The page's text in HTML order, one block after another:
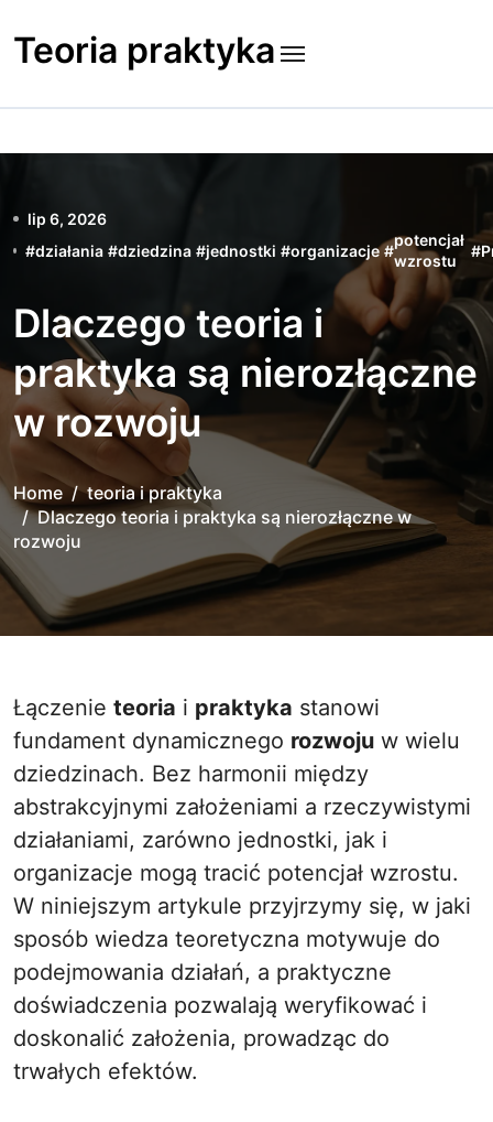
to
content
Teoria praktyka
lip 6, 2026
#działania #dziedzina #jednostki #organizacje #
potencjał
wzrostu
#
Dlaczego teoria i
praktyka są nierozłączne
w rozwoju
Home
teoria i praktyka
Dlaczego teoria i praktyka są nierozłączne w
rozwoju
Łączenie teoria i praktyka stanowi
fundament dynamicznego rozwoju w wielu
dziedzinach. Bez harmonii między
abstrakcyjnymi założeniami a rzeczywistymi
działaniami, zarówno jednostki, jak i
organizacje mogą tracić potencjał wzrostu.
W niniejszym artykule przyjrzymy się, w jaki
sposób wiedza teoretyczna motywuje do
podejmowania działań, a praktyczne
doświadczenia pozwalają weryfikować i
doskonalić założenia, prowadząc do
trwałych efektów.